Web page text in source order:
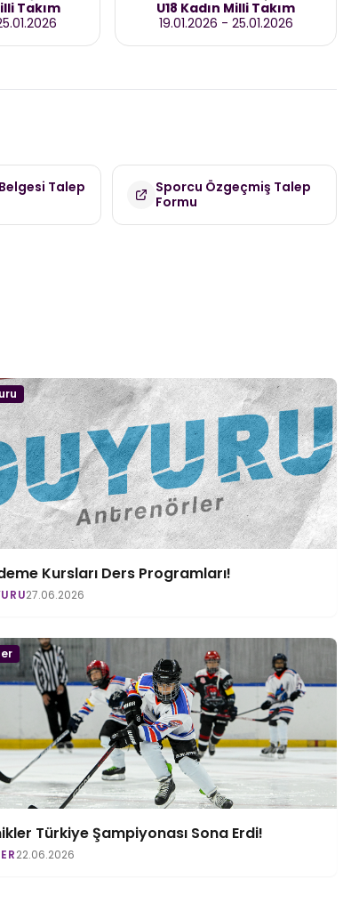
Takım
U18 Kadın Milli Takım
19.01.2026 - 25.01.2026
Talep
Sporcu Özgeçmiş Talep
Formu
Kursları Ders Programları!
27.06.2026
Türkiye Şampiyonası Sona Erdi!
22.06.2026